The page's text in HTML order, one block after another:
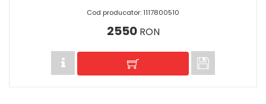
Cod producator: 1117800510
2550RON